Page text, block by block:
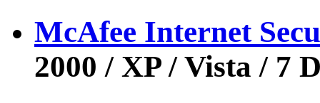
McAfee Internet
2000 / XP / Vista / 7